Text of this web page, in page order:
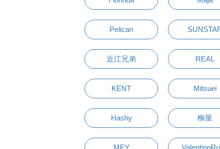
Pelican
近江兄弟 REAL
KENT Mitsuei
Hashy 柳屋
MEY